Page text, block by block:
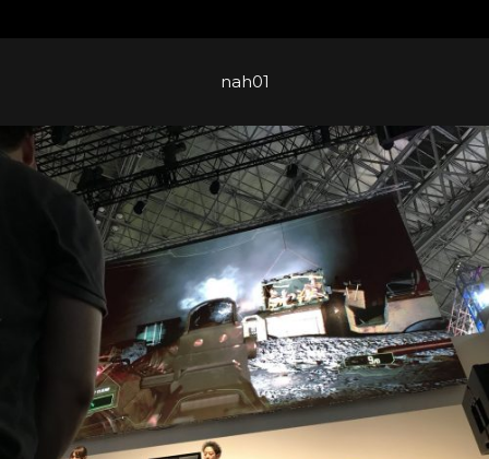
nah01